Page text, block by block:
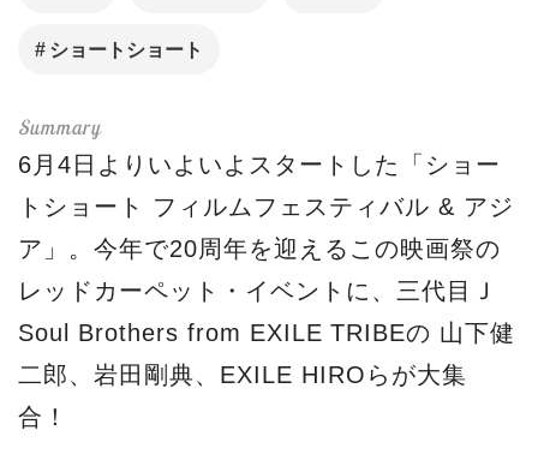
ショートショート
6月4日よりいよいよスタートした「ショー
トショート フィルムフェスティバル & アジ
ア」。今年で20周年を迎えるこの映画祭の
レッドカーペット・イベントに、三代目Ｊ
Soul Brothers from EXILE TRIBEの 山下健
二郎、岩田剛典、EXILE HIROらが大集
合！